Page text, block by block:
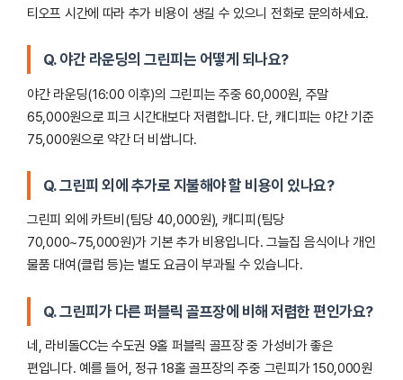
티오프 시간에 따라 추가 비용이 생길 수 있으니 전화로 문의하세요.
Q. 야간 라운딩의 그린피는 어떻게 되나요?
야간 라운딩(16:00 이후)의 그린피는 주중 60,000원, 주말
65,000원으로 피크 시간대보다 저렴합니다. 단, 캐디피는 야간 기준
75,000원으로 약간 더 비쌉니다.
Q. 그린피 외에 추가로 지불해야 할 비용이 있나요?
그린피 외에 카트비(팀당 40,000원), 캐디피(팀당
70,000~75,000원)가 기본 추가 비용입니다. 그늘집 음식이나 개인
물품 대여(클럽 등)는 별도 요금이 부과될 수 있습니다.
Q. 그린피가 다른 퍼블릭 골프장에 비해 저렴한 편인가요?
네, 라비돌CC는 수도권 9홀 퍼블릭 골프장 중 가성비가 좋은
편입니다. 예를 들어, 정규 18홀 골프장의 주중 그린피가 150,000원